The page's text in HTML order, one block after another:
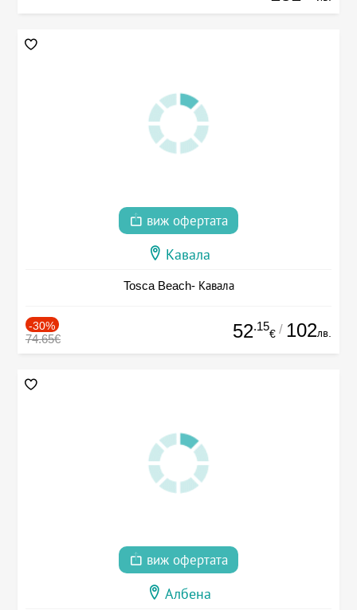
виж офертата
Кавала
Tosca Beach- Кавала
-30%
74.65€ 52.15
€ / 102лв.
виж офертата
Албена